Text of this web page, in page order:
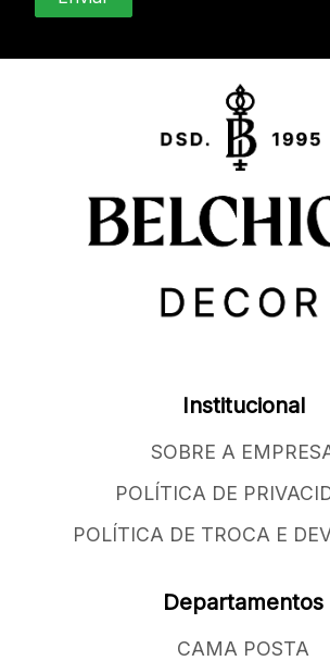
Institucional
SOBRE A
POLÍTICA DE
POLÍTICA DE TROCA E
Departamentos
CAMA POSTA